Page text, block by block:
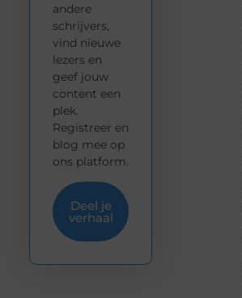
andere
schrijvers,
vind nieuwe
lezers en
geef jouw
content een
plek.
Registreer en
blog mee op
ons platform.
Deel je
verhaal